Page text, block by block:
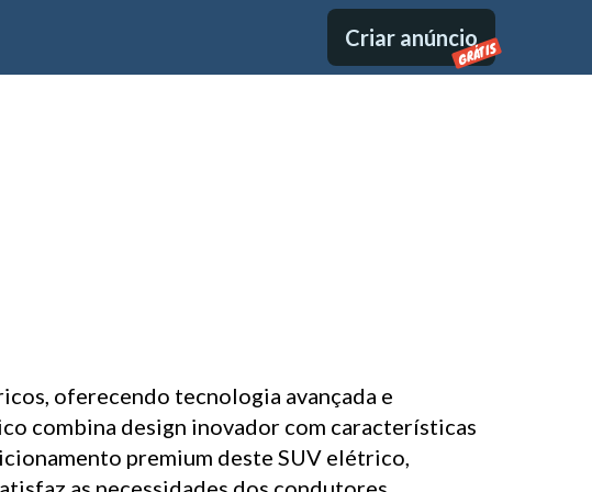
Criar anúncio
GRÁTIS
oferecendo tecnologia avançada e
combina design inovador com características
premium deste SUV elétrico,